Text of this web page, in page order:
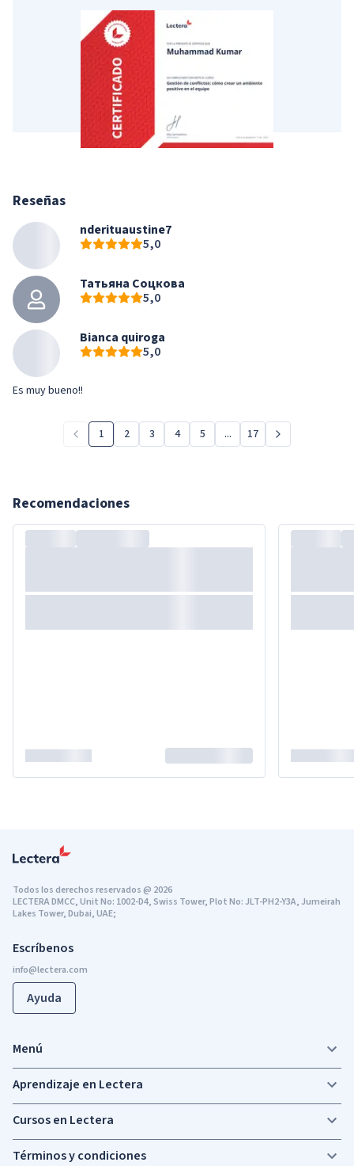
Reseñas
nderituaustine7
5,0
Татьяна Соцкова
5,0
Bianca quiroga
5,0
Es muy bueno!!
1 2 3 4 5 ... 17
Recomendaciones
Escríbenos
Ayuda
Todos los derechos reservados@ 2026
LECTERA DMCC, Unit No: 1002-D4, Swiss Tower, Plot No: JLT-PH2-Y3A, Jumeirah
Lakes Tower, Dubai, UAE;
Menú
Aprendizaje en Lectera
Cursos en Lectera
Términos y condiciones